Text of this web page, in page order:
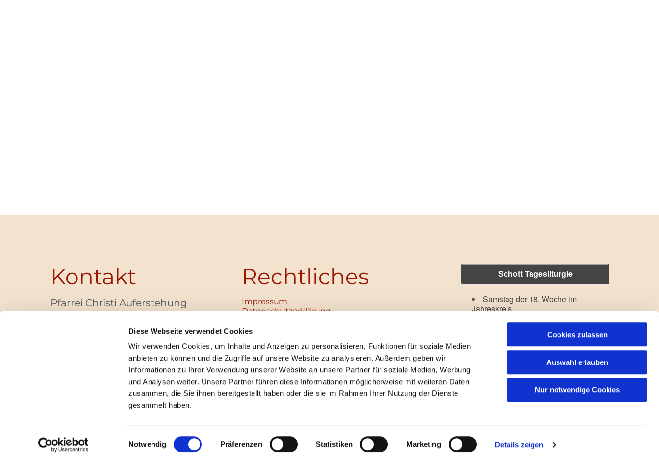
Diese Webseite verwendet Cookies
Wir verwenden Cookies, um Inhalte und Anzeigen zu personalisieren, Funktionen für soziale Medien
anbieten zu können und die Zugriffe auf unsere Website zu analysieren. Außerdem geben wir
Informationen zu Ihrer Verwendung unserer Website an unsere Partner für soziale Medien, Werbung
und Analysen weiter. Unsere Partner führen diese Informationen möglicherweise mit weiteren Daten
zusammen, die Sie ihnen bereitgestellt haben oder die sie im Rahmen Ihrer Nutzung der Dienste
gesammelt haben.
Einwilligungsauswahl
Notwendig Präferenzen Statistiken Marketing Details zeigen
Cookies zulassen
Auswahl erlauben
Nur notwendige Cookies
Kontakt
Pfarrei Christi Auferstehung
Bayernallee 28
+49 (0)30 / 30 00 03 -40
pfarrbuero@christi-auferstehung.net
IBAN DE62 3706 0193 6006 9310 04
Rechtliches
Impressum
Datenschutz­erklärung
Institutionelles Schutzkonzept
Unabhängige Ansprechpersonen
Digitales Hinweisgebersystem
Schott Tagesliturgie
Samstag der 18. Woche im
Jahreskreis
Lesejahr: A II, Stb: II. Woche
Impressum ChurchDesk-Login